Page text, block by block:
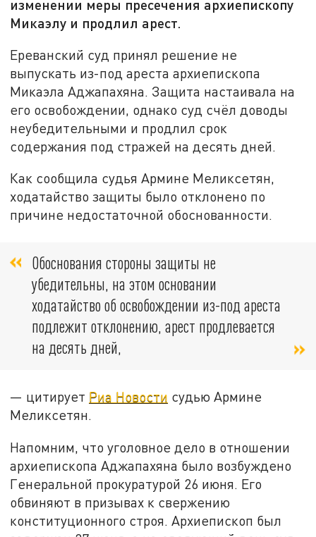
изменении меры пресечения архиепископу
Микаэлу и продлил арест.
Ереванский суд принял решение не
выпускать из-под ареста архиепископа
Микаэла Аджапахяна. Защита настаивала на
его освобождении, однако суд счёл доводы
неубедительными и продлил срок
содержания под стражей на десять дней.
Как сообщила судья Армине Меликсетян,
ходатайство защиты было отклонено по
причине недостаточной обоснованности.
Обоснования стороны защиты не
убедительны, на этом основании
ходатайство об освобождении из-под ареста
подлежит отклонению, арест продлевается
на десять дней,
— цитирует Риа Новости судью Армине
Меликсетян.
Напомним, что уголовное дело в отношении
архиепископа Аджапахяна было возбуждено
Генеральной прокуратурой 26 июня. Его
обвиняют в призывах к свержению
конституционного строя. Архиепископ был